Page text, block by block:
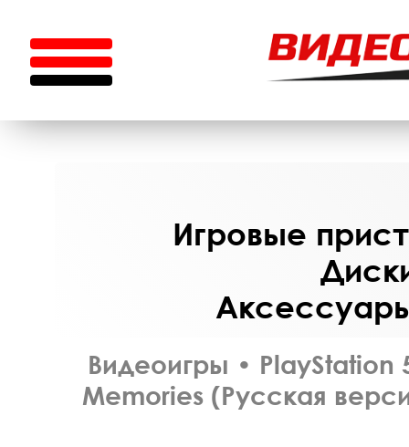
Игровые
Видеоигры • PlayStation
Memories (Русская